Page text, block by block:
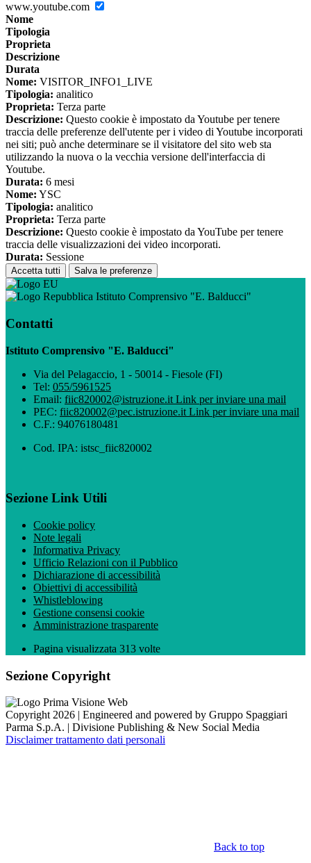
www.youtube.com
Nome
Tipologia
Proprieta
Descrizione
Durata
Nome: VISITOR_INFO1_LIVE
Tipologia: analitico
Proprieta: Terza parte
Descrizione: Questo cookie è impostato da Youtube per tenere
traccia delle preferenze dell'utente per i video di Youtube incorporati
nei siti; può anche determinare se il visitatore del sito web sta
utilizzando la nuova o la vecchia versione dell'interfaccia di
Youtube.
Durata: 6 mesi
Nome: YSC
Tipologia: analitico
Proprieta: Terza parte
Descrizione: Questo cookie è impostato da YouTube per tenere
traccia delle visualizzazioni dei video incorporati.
Durata: Sessione
Accetta tutti Salva le preferenze
Istituto Comprensivo "E. Balducci"
Contatti
Istituto Comprensivo "E. Balducci"
Via del Pelagaccio, 1 - 50014 - Fiesole (FI)
Tel: 055/5961525
Email: fiic820002@istruzione.it Link per inviare una mail
PEC: fiic820002@pec.istruzione.it Link per inviare una mail
C.F.: 94076180481
Cod. IPA: istsc_fiic820002
Sezione Link Utili
Cookie policy
Note legali
Informativa Privacy
Ufficio Relazioni con il Pubblico
Dichiarazione di accessibilità
Obiettivi di accessibilità
Whistleblowing
Gestione consensi cookie
Amministrazione trasparente
Pagina visualizzata 313 volte
Sezione Copyright
Copyright 2026 | Engineered and powered by Gruppo Spaggiari
Parma S.p.A. | Divisione Publishing & New Social Media
Disclaimer trattamento dati personali
Back to top